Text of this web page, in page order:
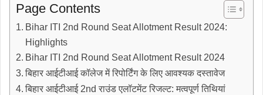
Page Contents
Bihar ITI 2nd Round Seat Allotment Result 2024:
Highlights
Bihar ITI 2nd Round Seat Allotment Result 2024
बिहार आईटीआई कॉलेज में रिपोर्टिंग के लिए आवश्यक दस्तावेज
बिहार आईटीआई 2nd राउंड एलॉटमेंट रिजल्ट: मत्वपूर्ण तिथियां